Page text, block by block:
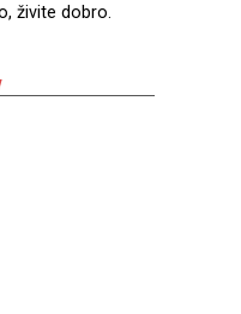
živite dobro.